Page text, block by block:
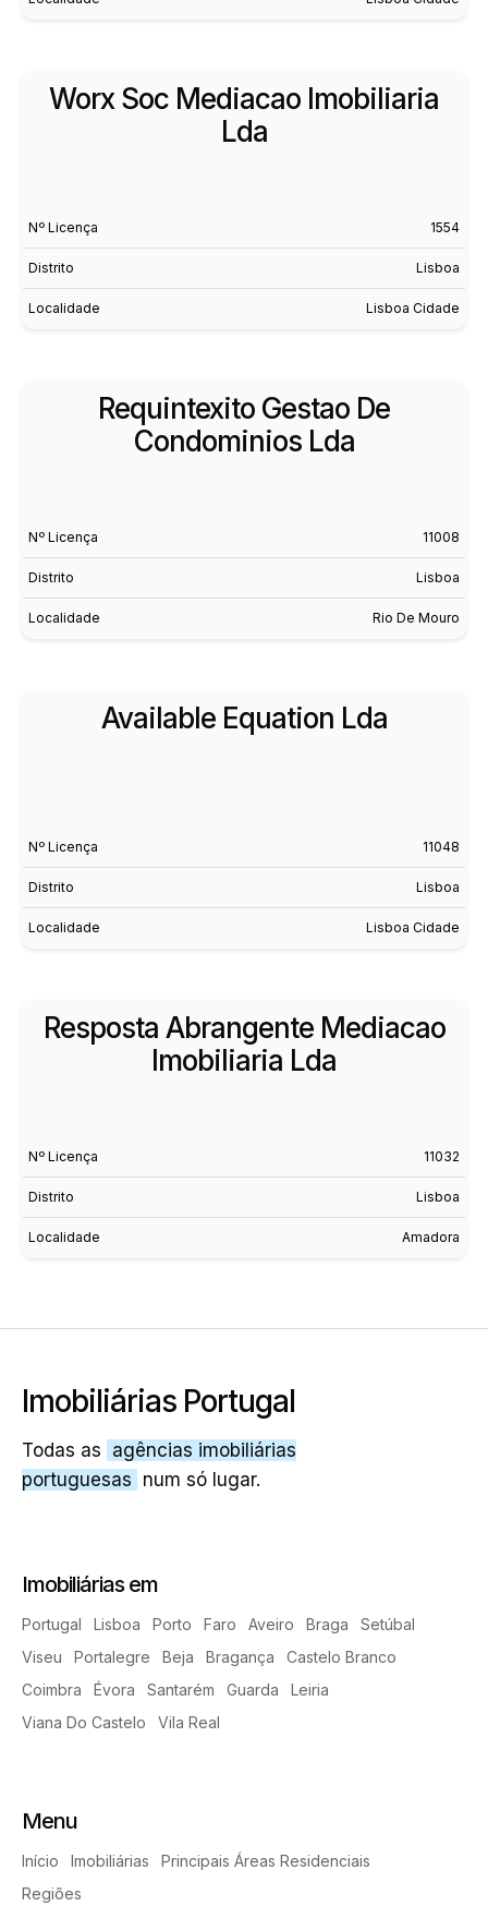
Worx Soc Mediacao Imobiliaria
Lda
Nº Licença 1554
Distrito Lisboa
Localidade Lisboa Cidade
Requintexito Gestao De
Condominios Lda
Nº Licença 11008
Distrito Lisboa
Localidade Rio De Mouro
Available Equation Lda
Nº Licença 11048
Distrito Lisboa
Localidade Lisboa Cidade
Resposta Abrangente Mediacao
Imobiliaria Lda
Nº Licença 11032
Distrito Lisboa
Localidade Amadora
Imobiliárias Portugal
Todas as agências imobiliárias
portuguesas num só lugar.
Imobiliárias em
Portugal Lisboa Porto Faro Aveiro Braga
Setúbal
Viseu
Portalegre Beja Bragança
Castelo Branco
Coimbra
Évora Santarém Guarda
Leiria
Viana Do Castelo
Vila Real
Menu
Início Imobiliárias
Principais Áreas Residenciais
Regiões